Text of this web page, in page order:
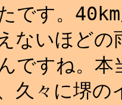
です。
ないほどの
ですね。本
久々に堺の